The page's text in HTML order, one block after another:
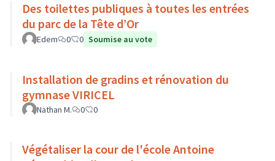
Des toilettes publiques à toutes les entrées
du parc de la Tête d’Or
Edem 0 0 Soumise au vote
Installation de gradins et rénovation du
gymnase VIRICEL
Nathan M. 0 0
Végétaliser la cour de l'école Antoine